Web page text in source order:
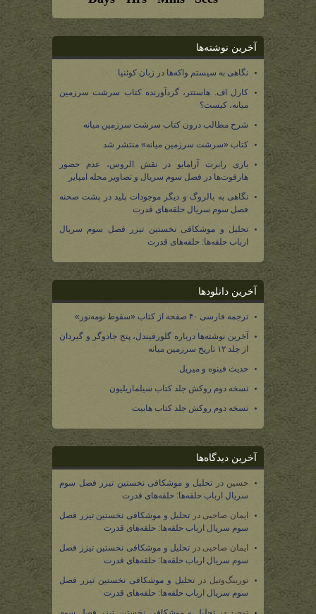
آخرین نوشته‌ها
نگاهی به سیستم واکه‌ها در زبان کوئنیا
کارل اف. هاستتر، گردآورنده کتاب سرشت سرزمین
میانه، کیست؟
شرح مطالب درون کتاب سرشت سرزمین میانه
کتاب «سرشت سرزمین میانه» منتشر شد
بازی رابرت آرامایو در نقش الروس، عدم حضور
هارفوت‌ها در فصل سوم سریال و تصاویر مجله امپایر
نگاهی به بالروگ و دیگر موجودات پلید در پشت صحنه
فصل سوم سریال حلقه‌های قدرت
تحلیل و موشکافی نخستین تیزر فصل سوم سریال
ارباب حلقه‌ها: حلقه‌های قدرت
آخرین دانلودها
ترجمه فارسی ۴۰ صفحه از کتاب «سقوط نومه‌نور»
آخرین نوشته‌ها درباره گلورفیندل، پنج جادوگر و گیردان
از جلد ۱۲ تاریخ سرزمین میانه
حدیث فینوه و میریل
نسخه دوم روکش جلد کتاب سیلماریلیون
نسخه دوم روکش جلد کتاب هابیت
آخرین دیدگاه‌ها
حسین در تحلیل و موشکافی نخستین تیزر فصل سوم
سریال ارباب حلقه‌ها: حلقه‌های قدرت
ایمان صاحبی در تحلیل و موشکافی نخستین تیزر فصل
سوم سریال ارباب حلقه‌ها: حلقه‌های قدرت
ایمان صاحبی در تحلیل و موشکافی نخستین تیزر فصل
سوم سریال ارباب حلقه‌ها: حلقه‌های قدرت
تورینگ‌وتیل در تحلیل و موشکافی نخستین تیزر فصل
سوم سریال ارباب حلقه‌ها: حلقه‌های قدرت